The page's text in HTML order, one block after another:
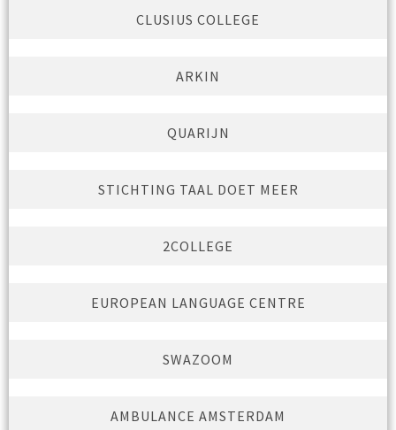
CLUSIUS COLLEGE
ARKIN
QUARIJN
STICHTING TAAL DOET MEER
2COLLEGE
EUROPEAN LANGUAGE CENTRE
SWAZOOM
AMBULANCE AMSTERDAM